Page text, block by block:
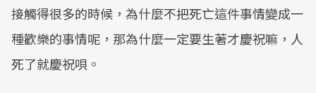
接觸得很多的時候，為什麼不把死亡這件事情變成一
種歡樂的事情呢，那為什麼一定要生著才慶祝嘛，人
死了就慶祝唄。